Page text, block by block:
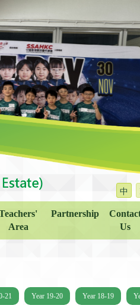
中
Area
Partnership
Us
21 Year 19-20 Year 18-19